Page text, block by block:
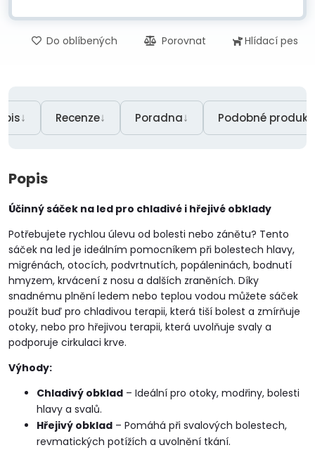
Do oblíbených Porovnat Hlídací pes
↓ Recenze↓ Poradna↓ Podobné
Popis
Účinný sáček na led pro chladivé i hřejivé obklady
Potřebujete rychlou úlevu od bolesti nebo zánětu? Tento
sáček na led je ideálním pomocníkem při bolestech hlavy,
migrénách, otocích, podvrtnutích, popáleninách, bodnutí
hmyzem, krvácení z nosu a dalších zraněních. Díky
snadnému plnění ledem nebo teplou vodou můžete sáček
použít buď pro chladivou terapii, která tiší bolest a zmírňuje
otoky, nebo pro hřejivou terapii, která uvolňuje svaly a
podporuje cirkulaci krve.
Výhody:
Chladivý obklad – Ideální pro otoky, modřiny, bolesti
hlavy a svalů.
Hřejivý obklad – Pomáhá při svalových bolestech,
revmatických potížích a uvolnění tkání.